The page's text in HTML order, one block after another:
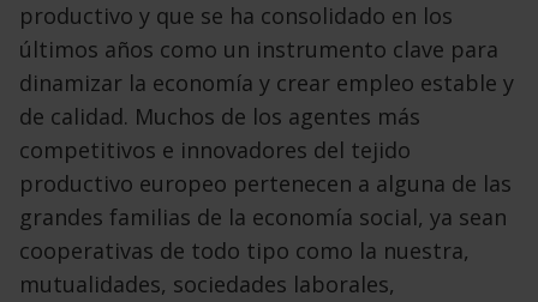
productivo y que se ha consolidado en los
últimos años como un instrumento clave para
dinamizar la economía y crear empleo estable y
de calidad. Muchos de los agentes más
competitivos e innovadores del tejido
productivo europeo pertenecen a alguna de las
grandes familias de la economía social, ya sean
cooperativas de todo tipo como la nuestra,
mutualidades, sociedades laborales,